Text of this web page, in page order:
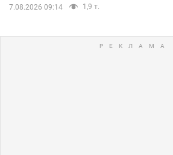
7.08.2026 09:14 1,9 т.